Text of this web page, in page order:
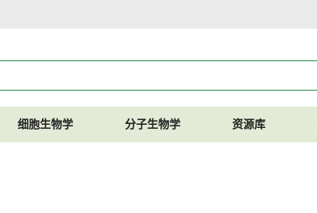
细胞生物学 分子生物学 资源库